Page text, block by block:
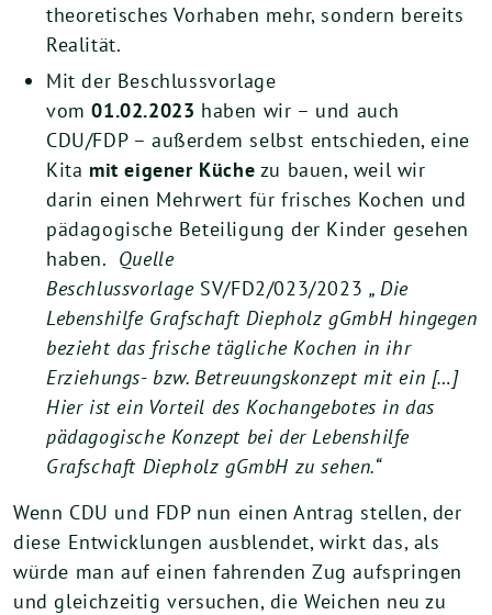
theoretisches Vorhaben mehr, sondern bereits
Realität.
Mit der Beschlussvorlage
vom01.02.2023 haben wir – und auch
CDU/FDP – außerdem selbst entschieden, eine
Kita mit eigener Küche zu bauen, weil wir
darin einen Mehrwert für frisches Kochen und
pädagogische Beteiligung der Kinder gesehen
haben. Quelle
BeschlussvorlageSV/FD2/023/2023 „ Die
Lebenshilfe Grafschaft Diepholz gGmbH hingegen
bezieht das frische tägliche Kochen in ihr
Erziehungs- bzw. Betreuungskonzept mit ein […]
Hier ist ein Vorteil des Kochangebotes in das
pädagogische Konzept bei der Lebenshilfe
Grafschaft Diepholz gGmbH zu sehen.“
Wenn CDU und FDP nun einen Antrag stellen, der
diese Entwicklungen ausblendet, wirkt das, als
würde man auf einen fahrenden Zug aufspringen
und gleichzeitig versuchen, die Weichen neu zu